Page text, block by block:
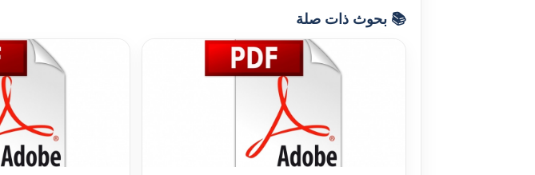
📚 بحوث ذات صلة